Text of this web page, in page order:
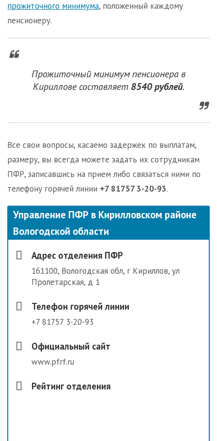
прожиточного минимума, положенный каждому
пенсионеру.
Прожиточный минимум пенсионера в
Кириллове составляет 8540 рублей.
Все свои вопросы, касаемо задержек по выплатам,
размеру, вы всегда можете задать их сотрудникам
ПФР, записавшись на прием либо связаться ними по
телефону горячей линии +7 81757 3-20-93.
Управление ПФР в Кирилловском районе
Вологодской области
Адрес отделения ПФР
161100, Вологодская обл, г Кириллов, ул
Пролетарская, д 1
Телефон горячей линии
+7 81757 3-20-93
Официальный сайт
www.pfrf.ru
Рейтинг отделения